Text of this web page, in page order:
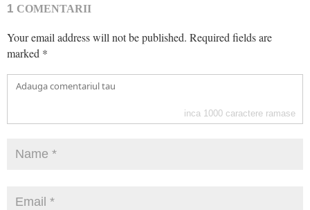
1 COMENTARII
Your email address will not be published. Required fields are
marked *
inca 1000 caractere ramase